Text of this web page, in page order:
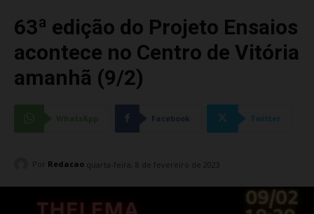
63ª edição do Projeto Ensaios
acontece no Centro de Vitória
amanhã (9/2)
Facebook Twitter
Por Redacao quarta-feira, 8 de fevereiro de 2023